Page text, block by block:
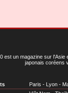
est un magazine sur l'Asie
japonais coréens
Paris - Lyon -